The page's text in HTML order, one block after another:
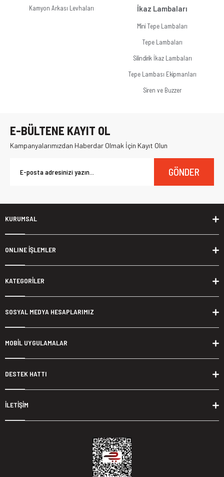
Kamyon Arkası Levhaları
İkaz Lambaları
Mini Tepe Lambaları
Tepe Lambaları
Silindirik İkaz Lambaları
Tepe Lambası Ekipmanları
Siren ve Buzzer
E-BÜLTENE KAYIT OL
Kampanyalarımızdan Haberdar Olmak İçin Kayıt Olun
GÖNDER
KURUMSAL
ONLINE İŞLEMLER
KATEGORİLER
SOSYAL MEDYA HESAPLARIMIZ
MOBİL UYGULAMALAR
DESTEK HATTI
İLETİŞİM